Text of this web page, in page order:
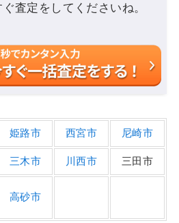
査定をしてくださいね。
姫路市 西宮市 尼崎市
三木市 川西市 三田市
高砂市